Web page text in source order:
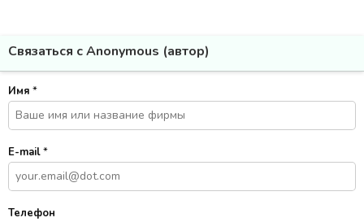
Связаться с Anonymous (автор)
Имя *
E-mail*
Телефон